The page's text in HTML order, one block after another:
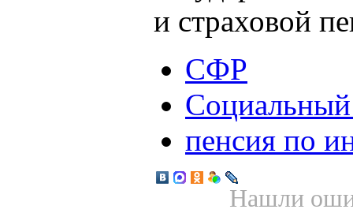
и страховой
СФР
пенсия по
Нашли